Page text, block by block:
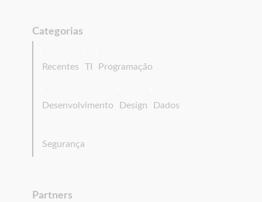
Categorias
Recentes TI Programação
Desenvolvimento Design Dados
Segurança
Partners